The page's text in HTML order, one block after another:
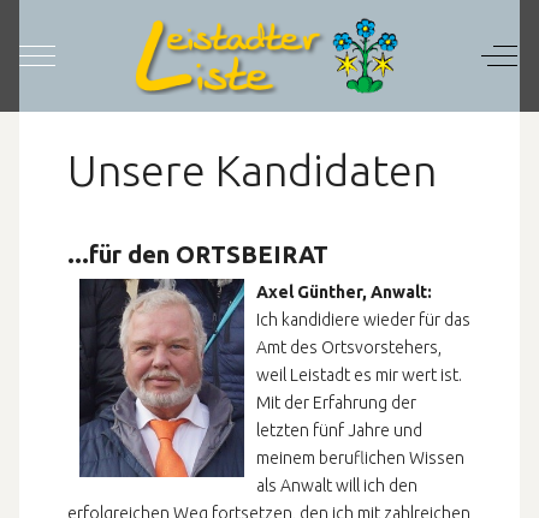
Mobile Menu Toggle Off-
Unsere Kandidaten
...für den ORTSBEIRAT
Axel Günther, Anwalt:
Ich kandidiere wieder für das
Amt des Ortsvorstehers,
weil Leistadt es mir wert ist.
Mit der Erfahrung der
letzten fünf Jahre und
meinem beruflichen Wissen
als Anwalt will ich den
erfolgreichen Weg fortsetzen, den ich mit zahlreichen